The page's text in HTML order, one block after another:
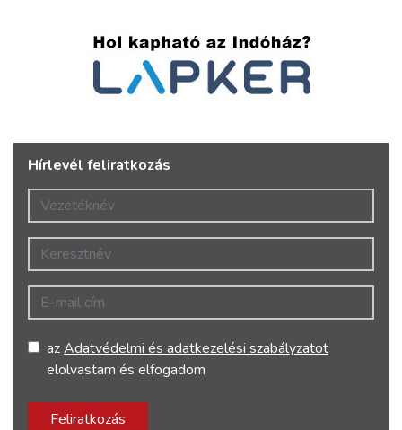
Hírlevél feliratkozás
Vezetéknév
Keresztnév
E-mail cím
azAdatvédelmi és adatkezelési szabályzatot
elolvastam és elfogadom
Feliratkozás